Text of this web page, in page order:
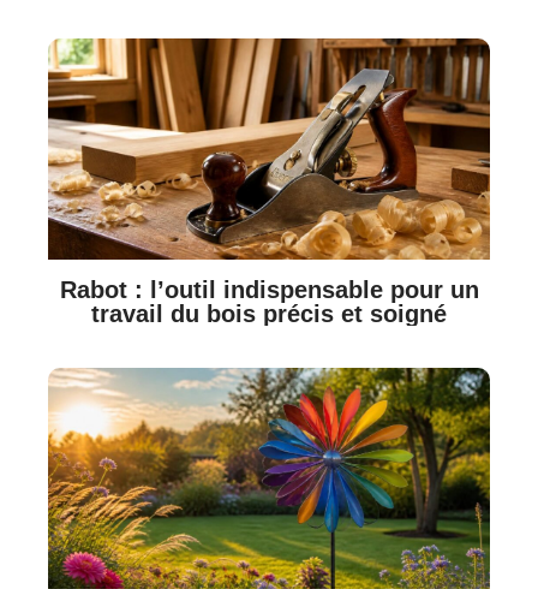
Rabot : l’outil indispensable pour un
travail du bois précis et soigné